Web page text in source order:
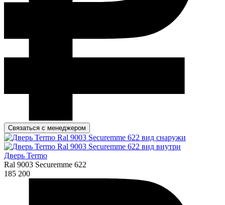
Связаться с менеджером
Дверь Termo
Ral 9003 Securemme 622
185 200